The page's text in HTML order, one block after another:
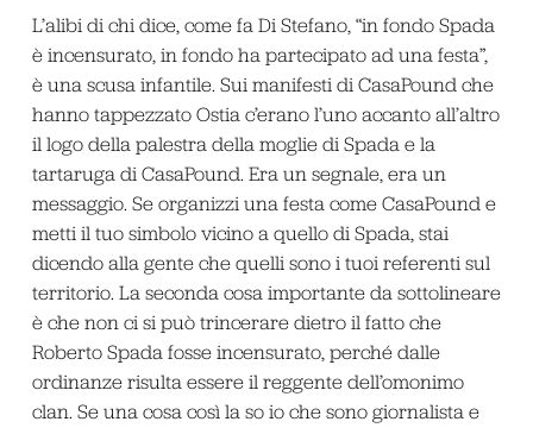
L’alibi di chi dice, come fa Di Stefano, “in fondo Spada
è incensurato, in fondo ha partecipato ad una festa”,
è una scusa infantile. Sui manifesti di CasaPound che
hanno tappezzato Ostia c’erano l’uno accanto all’altro
il logo della palestra della moglie di Spada e la
tartaruga di CasaPound. Era un segnale, era un
messaggio. Se organizzi una festa come CasaPound e
metti il tuo simbolo vicino a quello di Spada, stai
dicendo alla gente che quelli sono i tuoi referenti sul
territorio. La seconda cosa importante da sottolineare
è che non ci si può trincerare dietro il fatto che
Roberto Spada fosse incensurato, perché dalle
ordinanze risulta essere il reggente dell’omonimo
clan. Se una cosa così la so io che sono giornalista e